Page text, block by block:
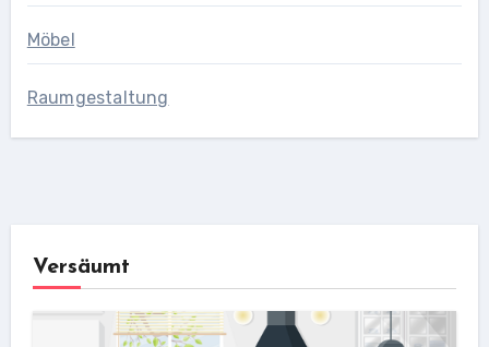
Möbel
Raumgestaltung
Versäumt